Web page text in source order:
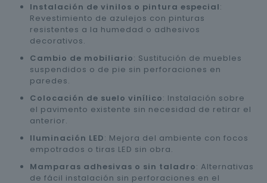
Instalación de vinilos o pintura especial:
Revestimiento de azulejos con pinturas
resistentes a la humedad o adhesivos
decorativos.
Cambio de mobiliario: Sustitución de muebles
suspendidos o de pie sin perforaciones en
paredes.
Colocación de suelo vinílico: Instalación sobre
el pavimento existente sin necesidad de retirar el
anterior.
Iluminación LED: Mejora del ambiente con focos
empotrados o tiras LED sin obra.
Mamparas adhesivas o sin taladro: Alternativas
de fácil instalación sin perforaciones en el